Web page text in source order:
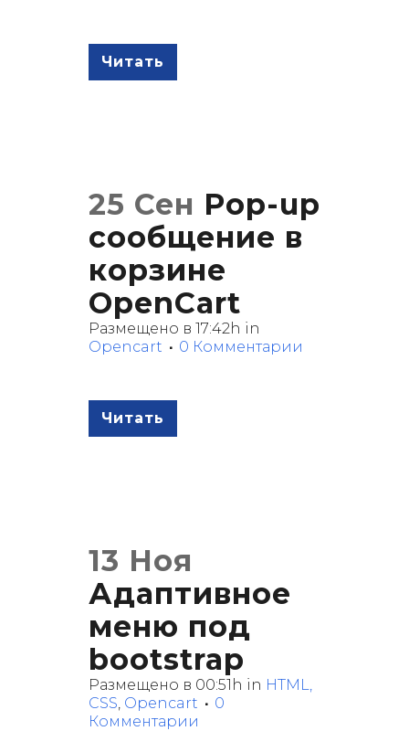
Читать
25 Сен Pop-up
сообщение в
корзине
OpenCart
Размещено в 17:42h in
Opencart
0 Комментарии
Читать
13 Ноя
Адаптивное
меню под
bootstrap
Размещено в 00:51h in HTML,
CSS, Opencart
0
Комментарии